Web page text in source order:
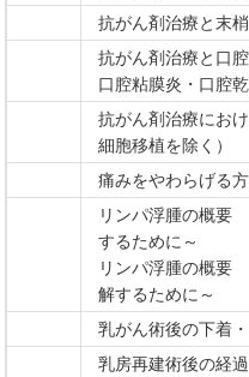
抗がん剤治療と末
抗がん剤治療と口
口腔粘膜炎・口腔
抗がん剤治療にお
細胞移植を除く）
痛みをやわらげる
リンパ浮腫の概要
するために～
リンパ浮腫の概要
解するために～
乳がん術後の下着
乳房再建術後の経